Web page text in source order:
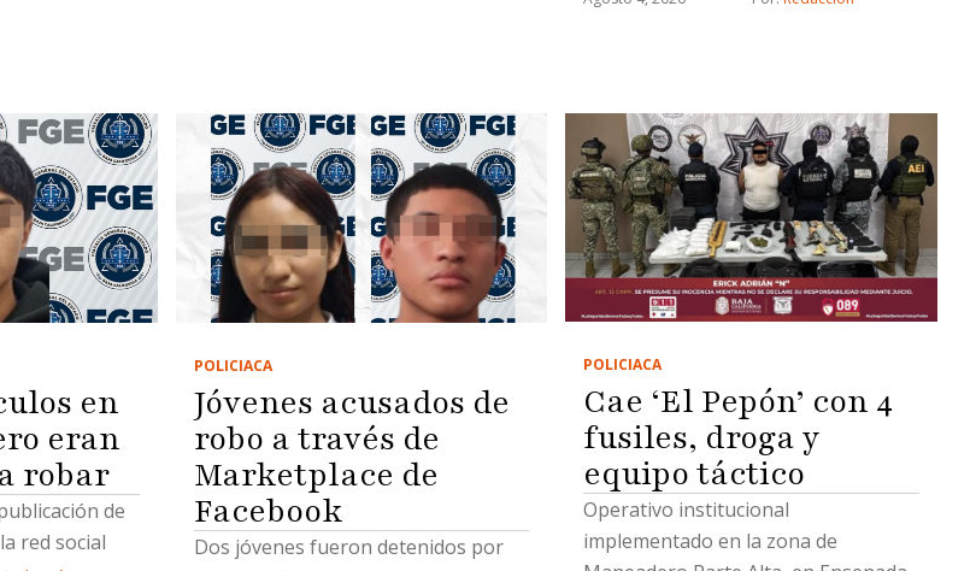
en
eran
robar
de
red social
POLICIACA
Jóvenes acusados de
robo a través de
Marketplace de
Facebook
Dos jóvenes fueron detenidos por
POLICIACA
Cae ‘El Pepón’ con 4
fusiles, droga y
equipo táctico
Operativo institucional
implementado en la zona de